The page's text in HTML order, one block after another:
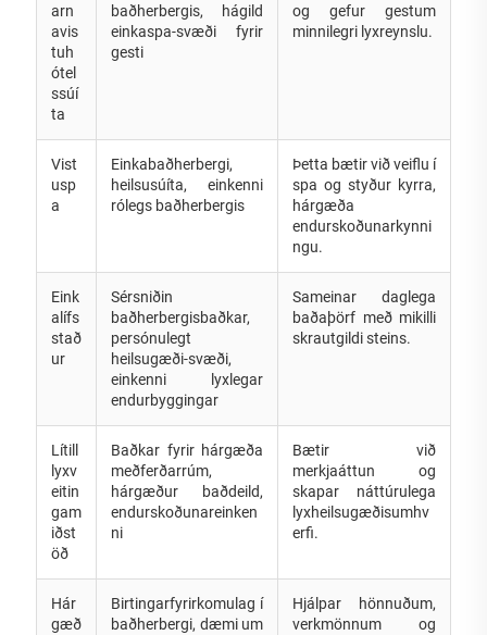
arn
avis
tuh
ótel
ssúí
ta
baðherbergis, hágild
einkaspa-svæði fyrir
gesti
og gefur gestum
minnilegri lyxreynslu.
Vist
usp
a
Einkabaðherbergi,
heilsusúíta, einkenni
rólegs baðherbergis
Þetta bætir við veiflu í
spa og styður kyrra,
hárgæða
endurskoðunarkynni
ngu.
Eink
alífs
stað
ur
Sérsniðin
baðherbergisbaðkar,
persónulegt
heilsugæði-svæði,
einkenni lyxlegar
endurbyggingar
Sameinar daglega
baðaþörf með mikilli
skrautgildi steins.
Lítill
lyxv
eitin
gam
iðst
öð
Baðkar fyrir hárgæða
meðferðarrúm,
hárgæður baðdeild,
endurskoðunareinken
ni
Bætir við
merkjaáttun og
skapar náttúrulega
lyxheilsugæðisumhv
erfi.
Hár
gæð
Birtingarfyrirkomulag í
baðherbergi, dæmi um
Hjálpar hönnuðum,
verkmönnum og